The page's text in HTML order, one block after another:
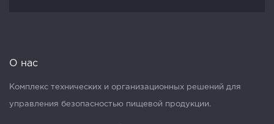
О нас
Комплекс технических и организационных решений для
управления безопасностью пищевой продукции.